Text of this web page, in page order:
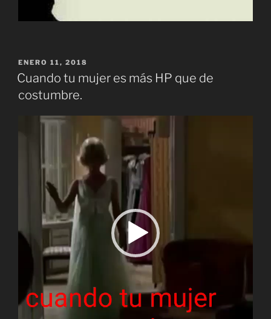
PUBLICADO
EL
ENERO 11, 2018
Cuando tu mujer es más HP que de
costumbre.
Reproductor